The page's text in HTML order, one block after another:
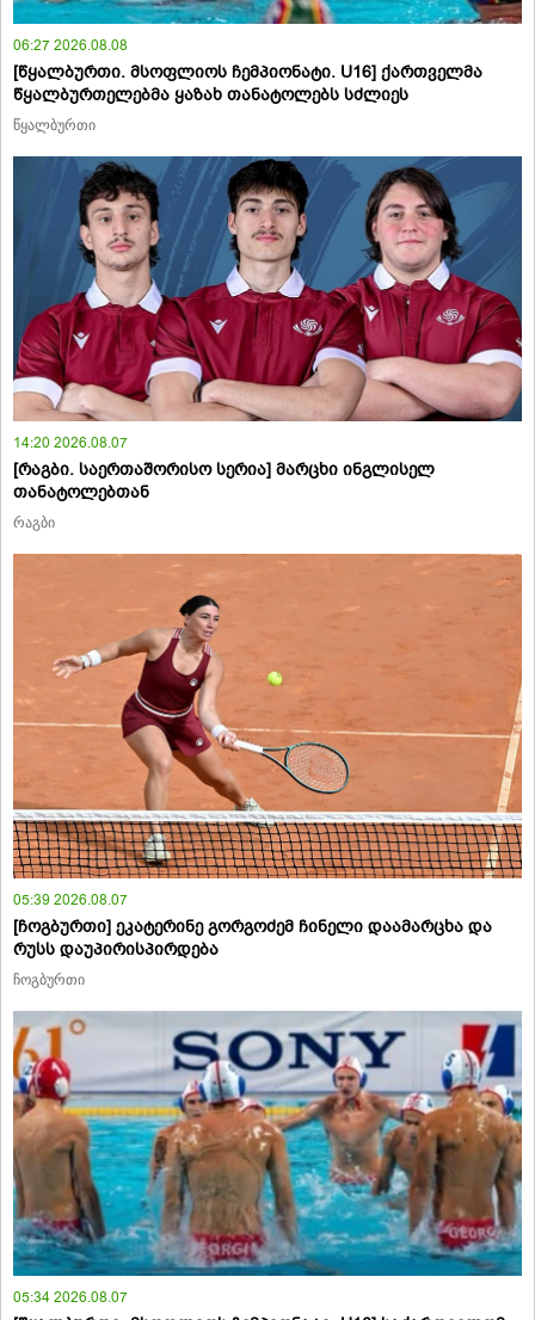
06:27 2026.08.08
[წყალბურთი. მსოფლიოს ჩემპიონატი. U16] ქართველმა
წყალბურთელებმა ყაზახ თანატოლებს სძლიეს
წყალბურთი
14:20 2026.08.07
[რაგბი. საერთაშორისო სერია] მარცხი ინგლისელ
თანატოლებთან
რაგბი
05:39 2026.08.07
[ჩოგბურთი] ეკატერინე გორგოძემ ჩინელი დაამარცხა და
რუსს დაუპირისპირდება
ჩოგბურთი
05:34 2026.08.07